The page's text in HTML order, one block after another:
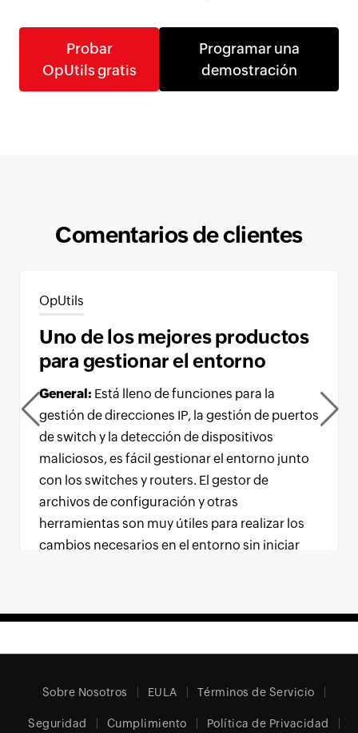
Probar
OpUtils gratis
Programar una
demostración
Comentarios de clientes
OpUtils
Uno de los mejores productos
para gestionar el entorno
General: Está lleno de funciones para la
gestión de direcciones IP, la gestión de puertos
de switch y la detección de dispositivos
maliciosos, es fácil gestionar el entorno junto
con los switches y routers. El gestor de
archivos de configuración y otras
herramientas son muy útiles para realizar los
cambios necesarios en el entorno sin iniciar
Sobre Nosotros EULA Términos de Servicio
Seguridad Cumplimiento Política de Privacidad